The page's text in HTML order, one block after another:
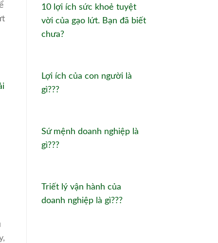
10 lợi ích sức khoẻ tuyệt
vời của gạo lứt. Bạn đã biết
chưa?
Lợi ích của con người là
gì???
Sứ mệnh doanh nghiệp là
gì???
Triết lý vận hành của
doanh nghiệp là gì???